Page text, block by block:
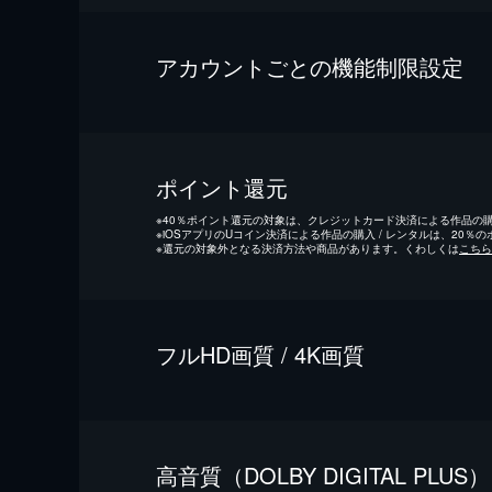
アカウントごとの機能制限設定
ポイント還元
※40％ポイント還元の対象は、クレジットカード決済による作品の
※iOSアプリのUコイン決済による作品の購入 / レンタルは、20％の
※還元の対象外となる決済方法や商品があります。くわしくは こちら
フルHD画質 / 4K画質
⾼⾳質（DOLBY DIGITAL PLUS）